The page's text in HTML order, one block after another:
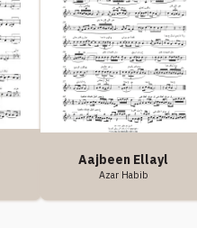
Aajbeen Ellayl
Azar Habib